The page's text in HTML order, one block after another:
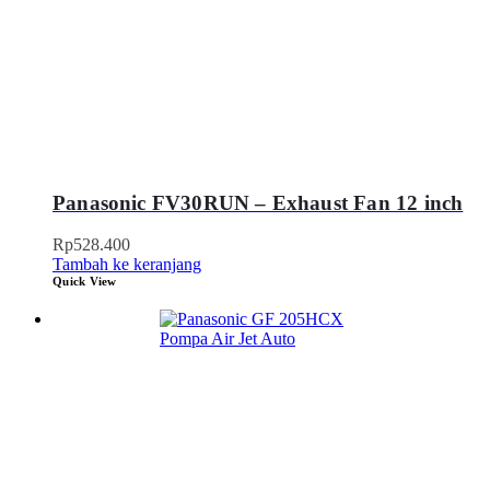
Panasonic FV30RUN – Exhaust Fan 12 inch
Rp528.400
Tambah ke keranjang
Quick View